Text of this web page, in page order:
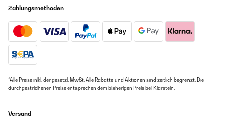
Zahlungsmethoden
*Alle Preise inkl. der gesetzl. MwSt. Alle Rabatte und Aktionen sind zeitlich begrenzt. Die
durchgestrichenen Preise entsprechen dem bisherigen Preis bei Klarstein.
Versand